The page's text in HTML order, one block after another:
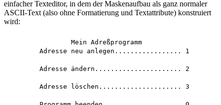
einfacher Texteditor, in dem der Maskenaufbau als ganz normaler
ASCII-Text (also ohne Formatierung und Textattribute) konstruiert
wird: